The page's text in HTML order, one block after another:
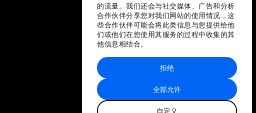
的流量。我们还会与社交媒体、广告和分析
合作伙伴分享您对我们网站的使用情况，这
些合作伙伴可能会将此类信息与您提供给他
们或他们在您使用其服务的过程中收集的其
他信息相结合。
全部允许
自定义
拒绝